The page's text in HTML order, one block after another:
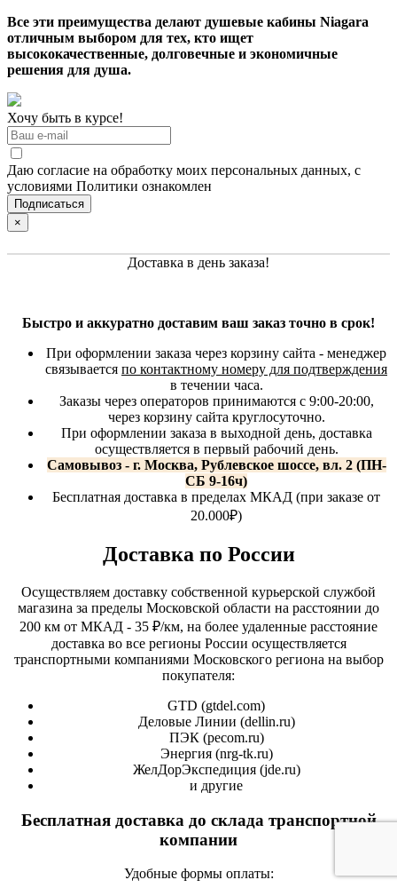
Все эти преимущества делают душевые кабины Niagara
отличным выбором для тех, кто ищет
высококачественные, долговечные и экономичные
решения для душа.
Хочу быть в курсе!
Даю согласие на обработку моих персональных данных, с
условиями Политики ознакомлен
×
Доставка в день заказа!
Быстро и аккуратно доставим ваш заказ точно в срок!
При оформлении заказа через корзину сайта - менеджер
связывается по контактному номеру для подтверждения
в течении часа.
Заказы через операторов принимаются с 9:00-20:00,
через корзину сайта круглосуточно.
При оформлении заказа в выходной день, доставка
осуществляется в первый рабочий день.
Самовывоз - г. Москва, Рублевское шоссе, вл. 2 (ПН-
СБ 9-16ч)
Бесплатная доставка в пределах МКАД (при заказе от
20.000₽)
Доставка по России
Осуществляем доставку собственной курьерской службой
магазина за пределы Московской области на расстоянии до
200 км от МКАД - 35 ₽/км, на более удаленные расстояние
доставка во все регионы России осуществляется
транспортными компаниями Московского региона на выбор
покупателя:
GTD (gtdel.com)
Деловые Линии (dellin.ru)
ПЭК (pecom.ru)
Энергия (nrg-tk.ru)
ЖелДорЭкспедиция (jde.ru)
и другие
Бесплатная доставка до склада транспортной
компании
Удобные формы оплаты: